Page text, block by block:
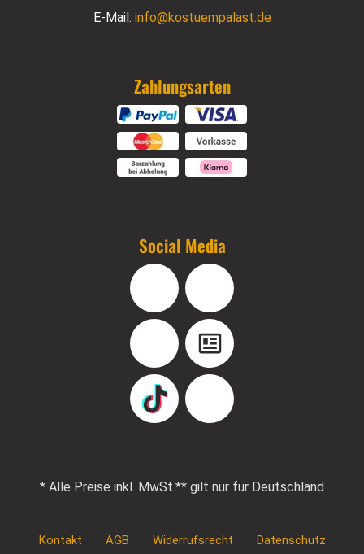
E-Mail: info@kostuempalast.de
Zahlungsarten
Social Media
Facebook Instagram
YouTube Blog
TikTok Pinterest
* Alle Preise inkl. MwSt.** gilt nur für Deutschland
Kontakt AGB Widerrufsrecht Datenschutz